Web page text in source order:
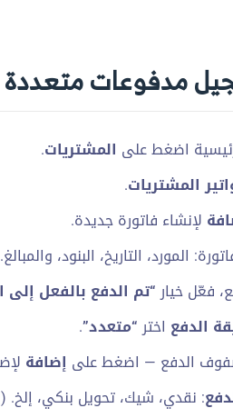
مدفوعات متعددة
اضغط على المشتريات.
المشتريات.
لإنشاء فاتورة جديدة.
المورد، التاريخ، البنود، والمبالغ.
فعّل خيار“تم الدفع بالفعل إلى
الدفع اختر“متعدد”.
الدفع — اضغط على إضافة
: نقدي، شيك، تحويل بنكي، إلخ.